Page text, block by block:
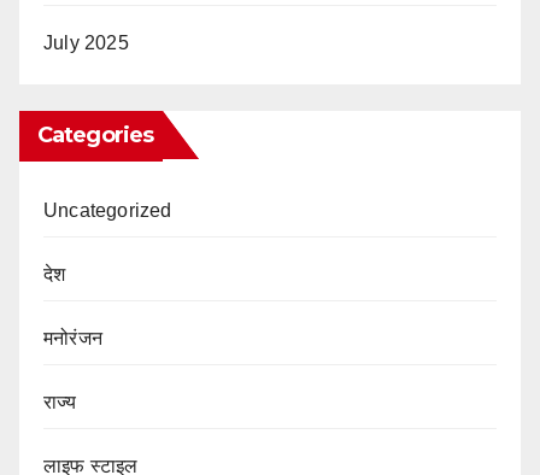
July 2025
Categories
Uncategorized
देश
मनोरंजन
राज्य
लाइफ स्टाइल